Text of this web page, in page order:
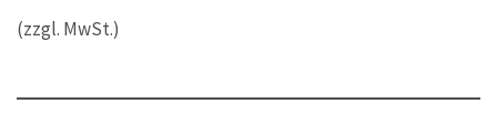
(zzgl. MwSt.)